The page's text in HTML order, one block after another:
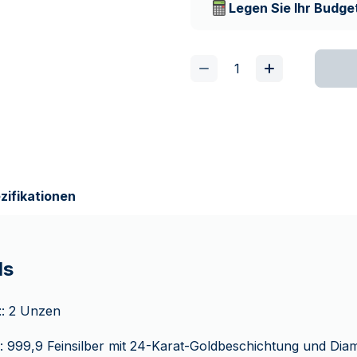
Legen Sie Ihr
: 2 Unzen
: 999,9 Feinsilber mit 24-Karat-Goldbeschichtung und